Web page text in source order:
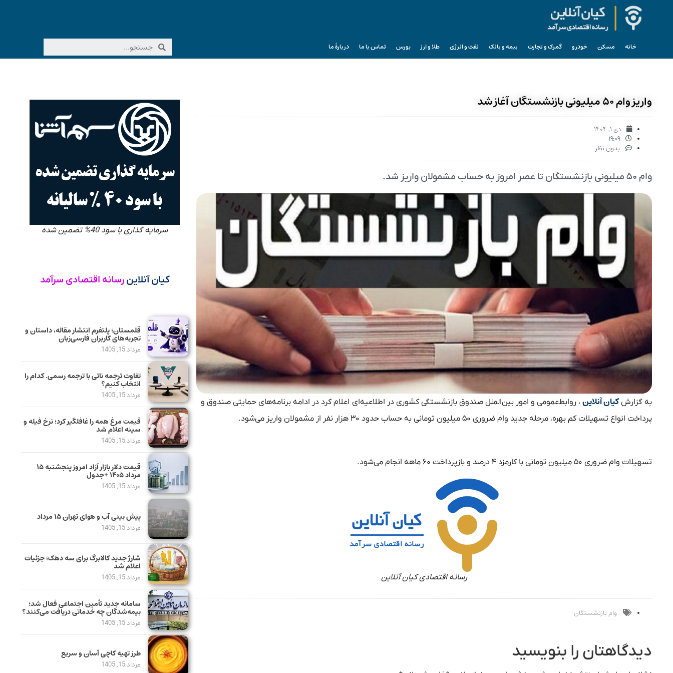
خانه مسکن خودرو گمرک و تجارت بیمه و بانک نفت و انرژی طلا و ارز بورس تماس با ما دربارۀ ما
واریز وام ۵۰ میلیونی بازنشستگان آغاز شد
دی ۱, ۱۴۰۴
۱۹:۰۹
بدون نظر
وام ۵۰ میلیونی بازنشستگان تا عصر امروز به حساب مشمولان واریز شد.
به گزارشکیان آنلاین ، روابط‌عمومی و امور بین‌الملل صندوق بازنشستگی کشوری در اطلاعیه‌ای اعلام کرد در ادامه برنامه‌های حمایتی صندوق و
پرداخت انواع تسهیلات کم بهره، مرحله جدید وام ضروری ۵۰ میلیون تومانی به حساب حدود ۳۰ هزار نفر از مشمولان واریز می‌شود.
تسهیلات وام ضروری ۵۰ میلیون تومانی با کارمزد ۴ درصد و بازپرداخت ۶۰ ماهه انجام می‌شود.
رسانه اقتصادی کیان آنلاین
وام بازنشستگان
دیدگاهتان را بنویسید
سرمایه گذاری با سود 40% تضمین شده
کیان آنلاین رسانه اقتصادی سرآمد
قلمستان؛ پلتفرم انتشار مقاله، داستان و
تجربه‌های کاربران فارسی‌زبان
مرداد 15, 1405
تفاوت ترجمه ناتی با ترجمه رسمی. کدام را
انتخاب کنیم؟
مرداد 15, 1405
قیمت مرغ همه را غافلگیر کرد؛ نرخ فیله و
سینه اعلام شد
مرداد 15, 1405
قیمت دلار بازار آزاد امروز پنجشنبه ۱۵
مرداد ۱۴۰۵ +جدول
مرداد 15, 1405
پیش بینی آب و هوای تهران ۱۵ مرداد
مرداد 15, 1405
شارژ جدید کالابرگ برای سه دهک؛ جزئیات
اعلام شد
مرداد 15, 1405
سامانه جدید تأمین اجتماعی فعال شد؛
بیمه‌شدگان چه خدماتی دریافت می‌کنند؟
مرداد 15, 1405
طرز تهیه کاچی آسان و سریع
مرداد 15, 1405